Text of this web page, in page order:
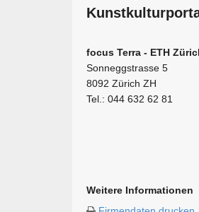
focus Terra - ETH
Sonneggstrasse 5
8092 Zürich ZH
Tel.: 044 632 62 81
Weitere Informationen